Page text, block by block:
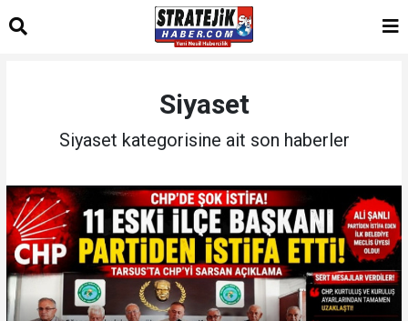
Siyaset
Siyaset kategorisine ait son haberler